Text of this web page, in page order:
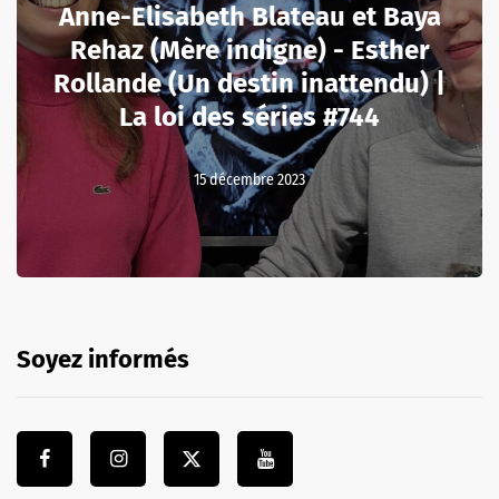
Anne-Elisabeth Blateau et Baya
Rehaz (Mère indigne) - Esther
Rollande (Un destin inattendu) |
La loi des séries #744
15 décembre 2023
Soyez informés